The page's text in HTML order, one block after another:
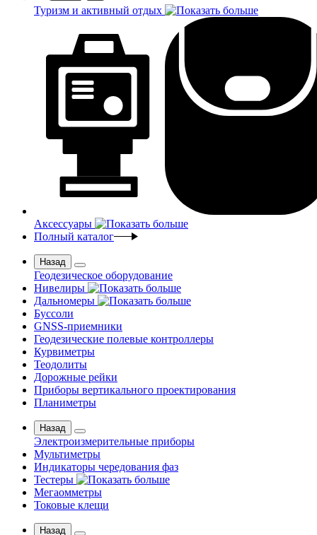
Туризм и активный отдых
Аксессуары
Полный каталог
Назад
Геодезическое оборудование
Нивелиры
Дальномеры
Буссоли
GNSS-приемники
Геодезические полевые контроллеры
Курвиметры
Теодолиты
Дорожные рейки
Приборы вертикального проектирования
Планиметры
Назад
Электроизмерительные приборы
Мультиметры
Индикаторы чередования фаз
Тестеры
Мегаомметры
Токовые клещи
Назад